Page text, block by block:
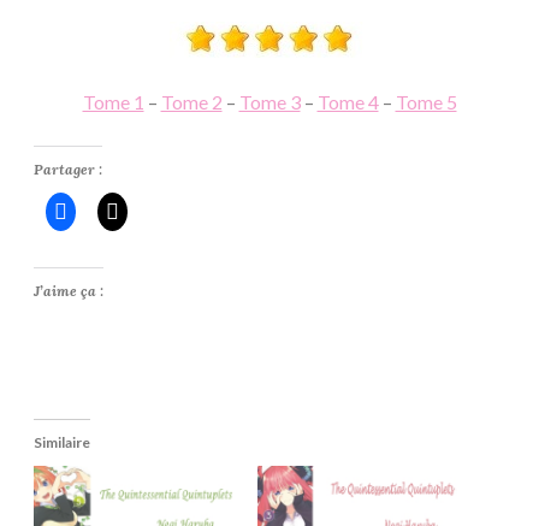
Tome 1 – Tome 2 – Tome 3– Tome 4– Tome 5
Partager :
J’aime ça :
Similaire